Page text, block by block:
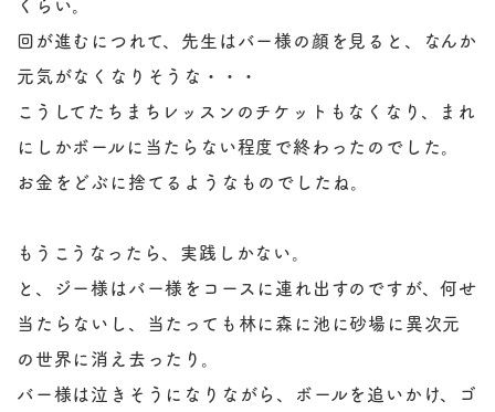
回が進むにつれて、先生はバー様の顔を見ると、なんか
元気がなくなりそうな・・・
こうしてたちまちレッスンのチケットもなくなり、まれ
にしかボールに当たらない程度で終わったのでした。
お金をどぶに捨てるようなものでしたね。
もうこうなったら、実践しかない。
と、ジー様はバー様をコースに連れ出すのですが、何せ
当たらないし、当たっても林に森に池に砂場に異次元
の世界に消え去ったり。
バー様は泣きそうになりながら、ボールを追いかけ、ゴ